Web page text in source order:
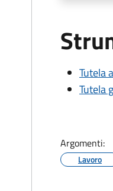
Tutela
Tutela
Argomenti:
Lavoro